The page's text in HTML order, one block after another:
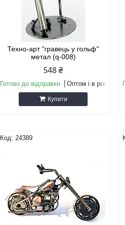
Техно-арт "гравець у гольф"
метал (q-008)
548 ₴
Готово до відправки Оптом і в роздріб
Купити
24389